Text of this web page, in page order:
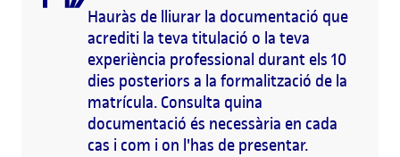
Hauràs de lliurar la documentació que
acrediti la teva titulació o la teva
experiència professional durant els 10
dies posteriors a la formalització de la
matrícula. Consulta quina
documentació és necessària en cada
cas i com i on l'has de presentar.